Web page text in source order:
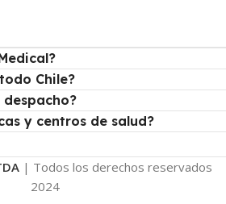
TRENDELEMBURG 15°
TIPO DE MANDO
Control Remoto Emportrado,
Chile?
y centros de salud?
| Todos los derechos reservados
2024